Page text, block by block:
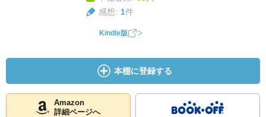
感想: 1件
Kindle版
本棚に登録する
Amazon
詳細ページへ